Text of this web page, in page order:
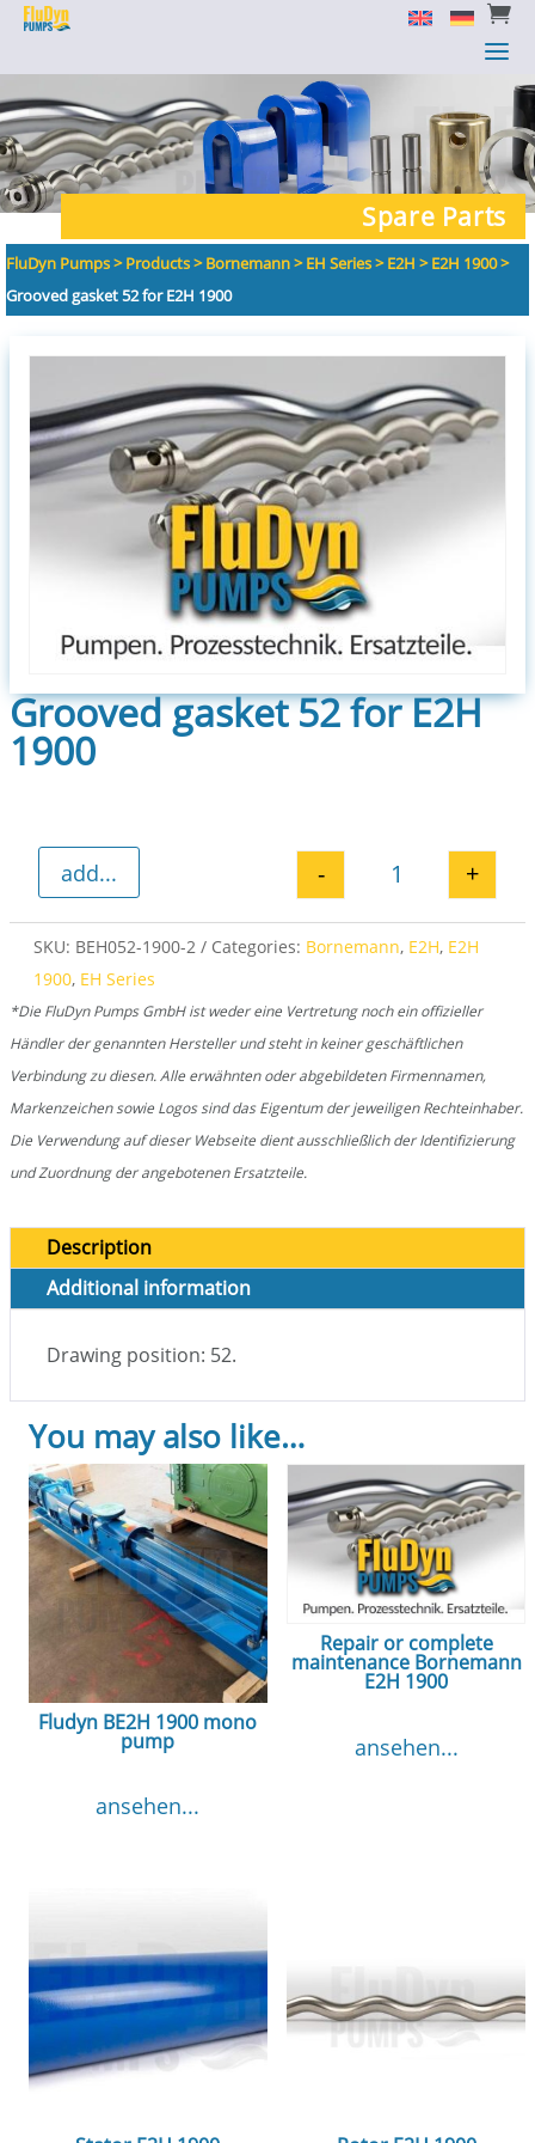

a

a
Spare Parts
FluDyn Pumps>Products>Bornemann>EH Series>E2H >E2H 1900>
Grooved gasket 52 for E2H 1900
Grooved gasket 52 for E2H
1900
Grooved
- +
add...
SKU: BEH052-1900-2 Categories: Bornemann, E2H, E2H
1900, EH Series
*Die FluDyn Pumps GmbH ist weder eine Vertretung noch ein offizieller
Händler der genannten Hersteller und steht in keiner geschäftlichen
Verbindung zu diesen. Alle erwähnten oder abgebildeten Firmennamen,
Markenzeichen sowie Logos sind das Eigentum der jeweiligen Rechteinhaber.
Die Verwendung auf dieser Webseite dient ausschließlich der Identifizierung
und Zuordnung der angebotenen Ersatzteile.
Description
Additional information
Drawing position: 52.
You may also like…
Fludyn BE2H 1900 mono
pump
ansehen...
Repair or complete
maintenance Bornemann
E2H 1900
ansehen...